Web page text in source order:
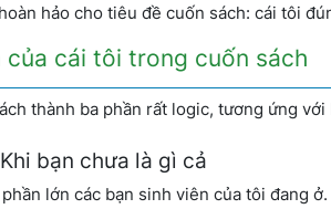
hảo cho tiêu đề cuốn sách: cái tôi
của cái tôi trong cuốn sách
thành ba phần rất logic, tương ứng
bạn chưa là gì cả
lớn các bạn sinh viên của tôi đang